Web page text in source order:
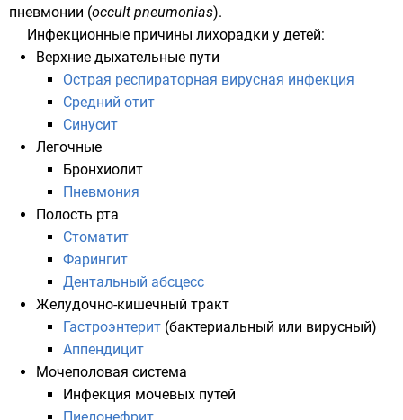
пневмонии (occult pneumonias).
Инфекционные причины лихорадки у детей:
Верхние дыхательные пути
Острая респираторная вирусная инфекция
Средний отит
Синусит
Легочные
Бронхиолит
Пневмония
Полость рта
Стоматит
Фарингит
Дентальный абсцесс
Желудочно-кишечный тракт
Гастроэнтерит (бактериальный или вирусный)
Аппендицит
Мочеполовая система
Инфекция мочевых путей